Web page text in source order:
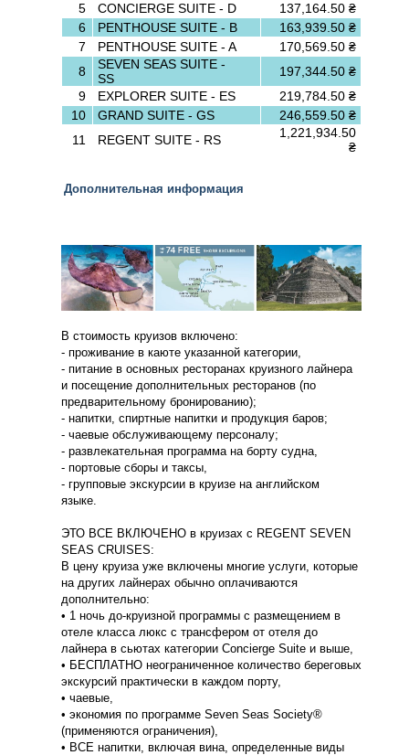
5
CONCIERGE SUITE - D
137,164.50 ₴
6
PENTHOUSE SUITE - B
163,939.50 ₴
7
PENTHOUSE SUITE - A
170,569.50 ₴
8
SEVEN SEAS SUITE -
SS
197,344.50 ₴
9
EXPLORER SUITE - ES
219,784.50 ₴
10
GRAND SUITE - GS
246,559.50 ₴
11
REGENT SUITE - RS
1,221,934.50
₴
Дополнительная информация
В стоимость круизов включено:
- проживание в каюте указанной категории,
- питание в основных ресторанах круизного лайнера
и посещение дополнительных ресторанов (по
предварительному бронированию);
- напитки, спиртные напитки и продукция баров;
- чаевые обслуживающему персоналу;
- развлекательная программа на борту судна,
- портовые сборы и таксы,
- групповые экскурсии в круизе на английском
языке.
ЭТО ВСЕ ВКЛЮЧЕНО в круизах с REGENT SEVEN
SEAS CRUISES:
В цену круиза уже включены многие услуги, которые
на других лайнерах обычно оплачиваются
дополнительно:
• 1 ночь до-круизной программы с размещением в
отеле класса люкс с трансфером от отеля до
лайнера в сьютах категории Concierge Suite и выше,
• БЕСПЛАТНО неограниченное количество береговых
экскурсий практически в каждом порту,
• чаевые,
• экономия по программе Seven Seas Society®
(применяются ограничения),
• ВСЕ напитки, включая вина, определенные виды